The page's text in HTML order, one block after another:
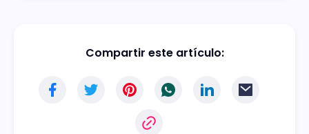
Compartir este artículo: